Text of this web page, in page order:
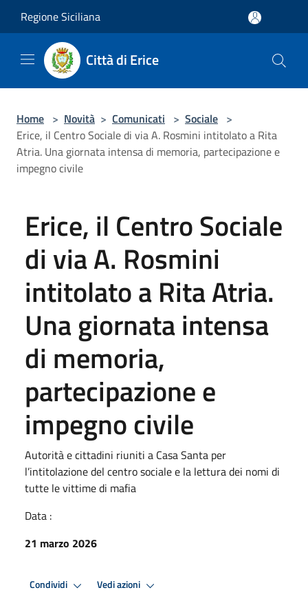
Regione Siciliana
Città di Erice
Home > Novità > Comunicati > Sociale >
Erice, il Centro Sociale di via A. Rosmini intitolato a Rita
Atria. Una giornata intensa di memoria, partecipazione e
impegno civile
Erice, il Centro Sociale
di via A. Rosmini
intitolato a Rita Atria.
Una giornata intensa
di memoria,
partecipazione e
impegno civile
Autorità e cittadini riuniti a Casa Santa per
l’intitolazione del centro sociale e la lettura dei nomi di
tutte le vittime di mafia
Data :
21 marzo 2026
Condividi Vedi azioni